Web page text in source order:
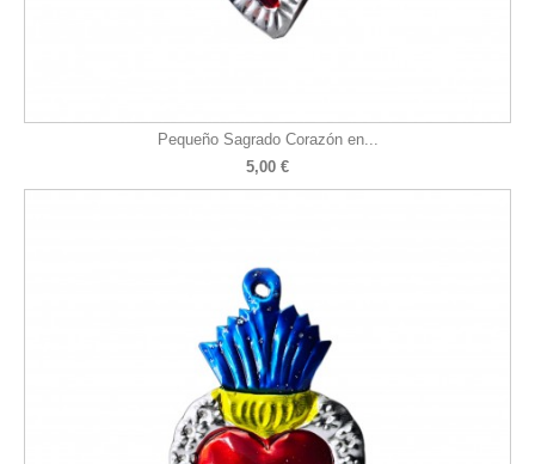
Pequeño Sagrado Corazón en...
5,00 €